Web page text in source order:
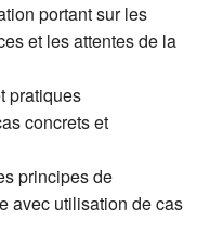
portant sur les
et les attentes de la
pratiques
concrets et
principes de
avec utilisation de cas